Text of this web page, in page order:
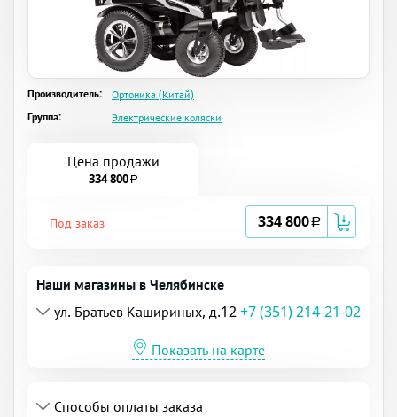
Производитель:
Ортоника (Китай)
Группа:
Электрические коляски
Цена продажи
334 800a
Под заказ 334 800a
Наши магазины в Челябинске
ул. Братьев Кашириных, д.12+7 (351) 214-21-02
Показать на карте
Способы оплаты заказа